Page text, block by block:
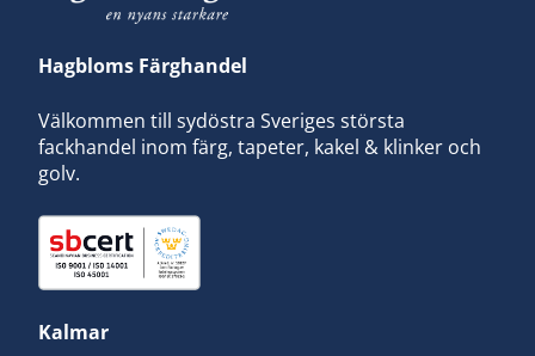
Hagbloms Färghandel
Välkommen till sydöstra Sveriges största
fackhandel inom färg, tapeter, kakel & klinker och
golv.
Kalmar